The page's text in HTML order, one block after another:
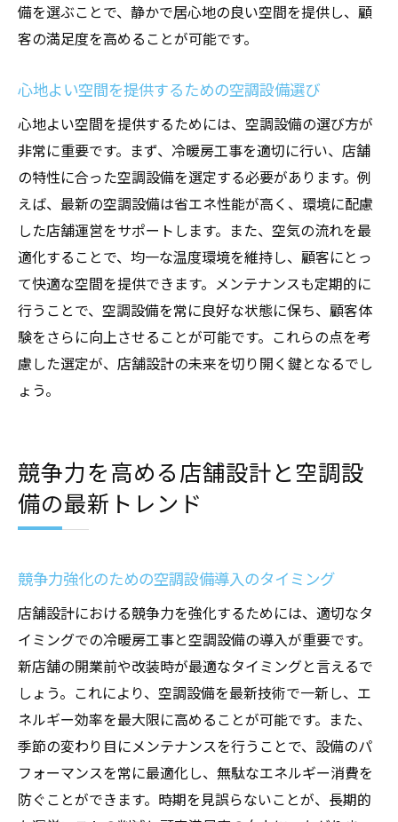
備を選ぶことで、静かで居心地の良い空間を提供し、顧
客の満足度を高めることが可能です。
心地よい空間を提供するための空調設備選び
心地よい空間を提供するためには、空調設備の選び方が
非常に重要です。まず、冷暖房工事を適切に行い、店舗
の特性に合った空調設備を選定する必要があります。例
えば、最新の空調設備は省エネ性能が高く、環境に配慮
した店舗運営をサポートします。また、空気の流れを最
適化することで、均一な温度環境を維持し、顧客にとっ
て快適な空間を提供できます。メンテナンスも定期的に
行うことで、空調設備を常に良好な状態に保ち、顧客体
験をさらに向上させることが可能です。これらの点を考
慮した選定が、店舗設計の未来を切り開く鍵となるでし
ょう。
競争力を高める店舗設計と空調設
備の最新トレンド
競争力強化のための空調設備導入のタイミング
店舗設計における競争力を強化するためには、適切なタ
イミングでの冷暖房工事と空調設備の導入が重要です。
新店舗の開業前や改装時が最適なタイミングと言えるで
しょう。これにより、空調設備を最新技術で一新し、エ
ネルギー効率を最大限に高めることが可能です。また、
季節の変わり目にメンテナンスを行うことで、設備のパ
フォーマンスを常に最適化し、無駄なエネルギー消費を
防ぐことができます。時期を見誤らないことが、長期的